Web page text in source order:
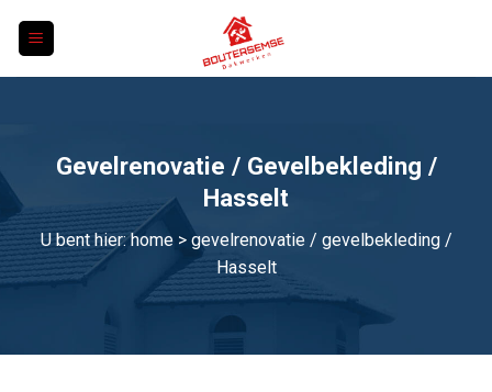
Gevelrenovatie / Gevelbekleding /
Hasselt
U bent hier:home> gevelrenovatie / gevelbekleding /
Hasselt